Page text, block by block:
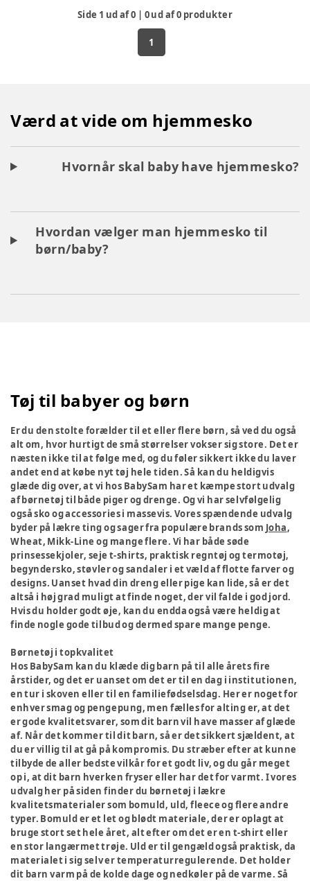
Side 1 ud af0 | 0ud af0 produkter
1
Værd at vide om hjemmesko
Hvornår skal baby have hjemmesko?
Hvordan vælger man hjemmesko til
børn/baby?
Tøj til babyer og børn
Er du den stolte forælder til et eller flere børn, så ved du også
alt om, hvor hurtigt de små størrelser vokser sig store. Det er
næsten ikke til at følge med, og du føler sikkert ikke du laver
andet end at købe nyt tøj hele tiden. Så kan du heldigvis
glæde dig over, at vi hos BabySam har et kæmpe stort udvalg
af børnetøj til både piger og drenge. Og vi har selvfølgelig
også sko og accessories i massevis. Vores spændende udvalg
byder på lækre ting og sager fra populære brands som Joha,
Wheat, Mikk-Line og mange flere. Vi har både søde
prinsessekjoler, seje t-shirts, praktisk regntøj og termotøj,
begyndersko, støvler og sandaler i et væld af flotte farver og
designs. Uanset hvad din dreng eller pige kan lide, så er det
altså i høj grad muligt at finde noget, der vil falde i god jord.
Hvis du holder godt øje, kan du endda også være heldig at
finde nogle gode tilbud og dermed spare mange penge.
Børnetøj i topkvalitet
Hos BabySam kan du klæde dig barn på til alle årets fire
årstider, og det er uanset om det er til en dag i institutionen,
en tur i skoven eller til en familiefødselsdag. Her er noget for
enhver smag og pengepung, men fælles for alting er, at det
er gode kvalitetsvarer, som dit barn vil have masser af glæde
af. Når det kommer til dit barn, så er det sikkert sjældent, at
du er villig til at gå på kompromis. Du stræber efter at kunne
tilbyde de aller bedste vilkår for et godt liv, og du går meget
op i, at dit barn hverken fryser eller har det for varmt. I vores
udvalg her på siden finder du børnetøj i lækre
kvalitetsmaterialer som bomuld, uld, fleece og flere andre
typer. Bomuld er et let og blødt materiale, der er oplagt at
bruge stort set hele året, alt efter om det er en t-shirt eller
en stor langærmet trøje. Uld er til gengæld også praktisk, da
materialet i sig selv er temperaturregulerende. Det holder
dit barn varm på de kolde dage og nedkøler på de varme. Så